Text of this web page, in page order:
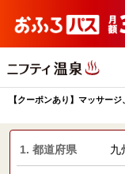
【クーポンあり】マッサー
1. 都道府県 九